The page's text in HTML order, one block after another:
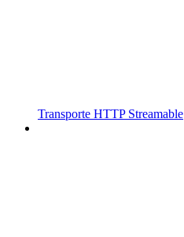
Transporte HTTP Streamable